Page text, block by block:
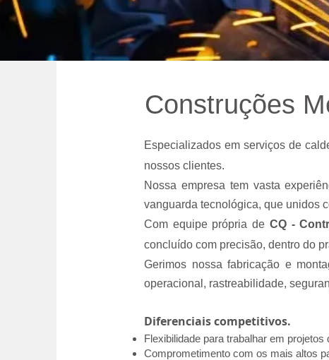
Construções
Especializados em serviços de
nossos clientes.
Nossa empresa tem vasta
vanguarda tecnológica, que unidos
Com equipe própria de CQ -
concluído com precisão, dentro do
Gerimos nossa fabricação e
operacional, rastreabilidade,
Diferenciais competitivos.
Flexibilidade para trabalhar em
Comprometimento com os mais altos